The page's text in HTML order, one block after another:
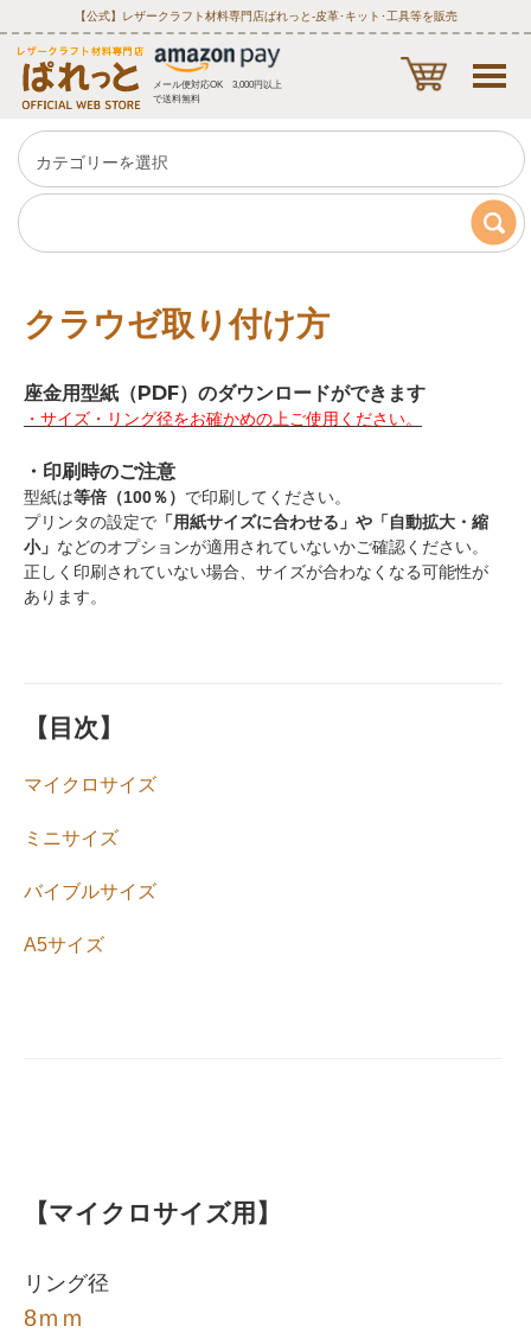
【公式】レザークラフト材料専門店ぱれっと‐皮革･キット･工具等を販売
メール便対応OK 3,000円以上
で送料無料
クラウゼ取り付け方
座金用型紙（PDF）のダウンロードができます
・サイズ・リング径をお確かめの上ご使用ください。
・印刷時のご注意
型紙は等倍（100％） で印刷してください。
プリンタの設定で 「用紙サイズに合わせる」や「自動拡大・縮
小」 などのオプションが適用されていないかご確認ください。
正しく印刷されていない場合、サイズが合わなくなる可能性が
あります。
【目次】
マイクロサイズ
ミニサイズ
バイブルサイズ
A5サイズ
【マイクロサイズ用】
リング径
8ｍｍ